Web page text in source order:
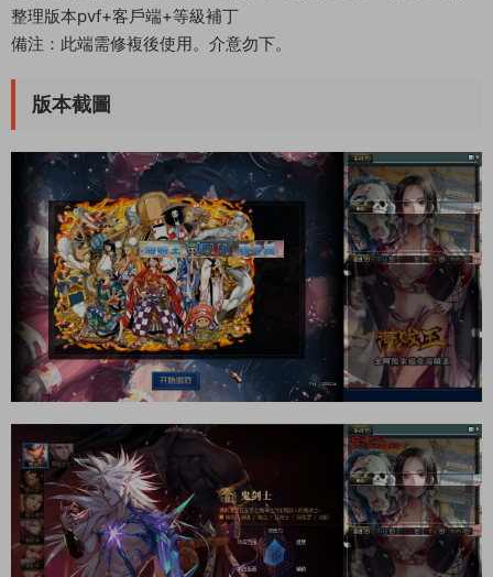
整理版本pvf+客戶端+等級補丁
備注：此端需修複後使用。介意勿下。
版本截圖